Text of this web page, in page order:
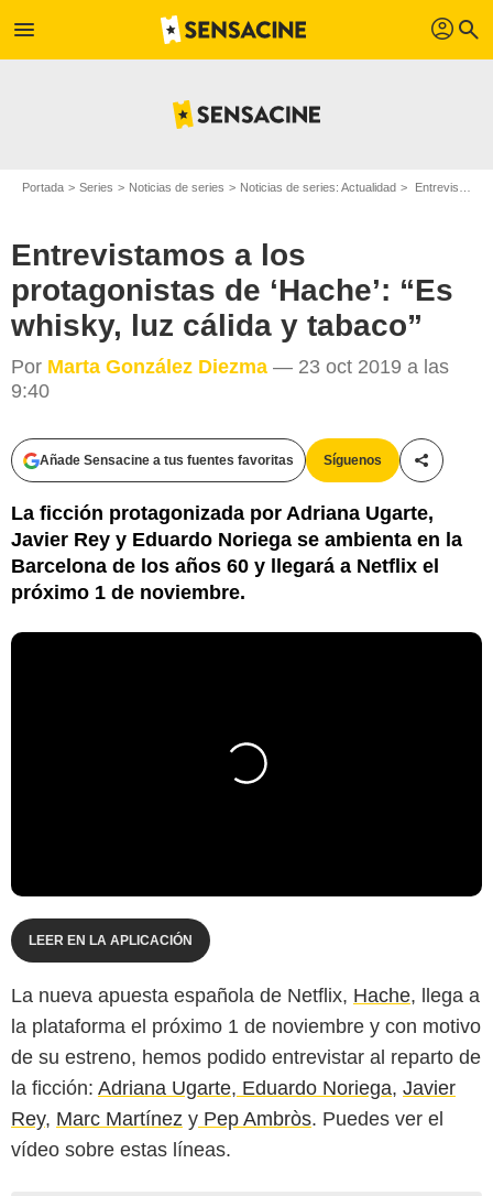
menu profil search
Portada Series Noticias de series Noticias de series: Actualidad Entrevistamos a los protagonistas de ‘Hache’: “Es whisky, luz cálida y tabaco”
Entrevistamos a los
protagonistas de ‘Hache’: “Es
whisky, luz cálida y tabaco”
Por Marta González Diezma — 23 oct 2019 a las
9:40
Añade Sensacine a tus fuentes favoritas Síguenos
La ficción protagonizada por Adriana Ugarte,
Javier Rey y Eduardo Noriega se ambienta en la
Barcelona de los años 60 y llegará a Netflix el
próximo 1 de noviembre.
LEER EN LA APLICACIÓN
La nueva apuesta española de Netflix, Hache, llega a
la plataforma el próximo 1 de noviembre y con motivo
de su estreno, hemos podido entrevistar al reparto de
la ficción: Adriana Ugarte, Eduardo Noriega, Javier
Rey, Marc Martínez y Pep Ambròs. Puedes ver el
vídeo sobre estas líneas.